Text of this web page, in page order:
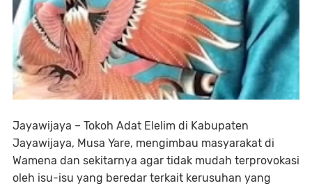
Jayawijaya – Tokoh Adat Elelim di Kabupaten
Jayawijaya, Musa Yare, mengimbau masyarakat di
Wamena dan sekitarnya agar tidak mudah terprovokasi
oleh isu-isu yang beredar terkait kerusuhan yang